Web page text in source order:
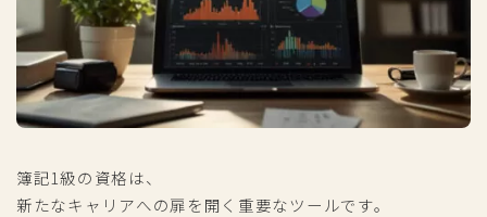
簿記1級の資格は、
新たなキャリアへの扉を開く重要なツールです。